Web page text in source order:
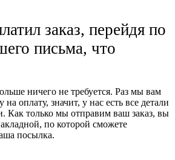
заказ, перейдя по
письма, что
ничего не требуется. Раз мы вам
оплату, значит, у нас есть все детали
Как только мы отправим ваш заказ, вы
по которой сможете
посылка.